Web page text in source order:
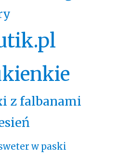
z falbanami
w paski